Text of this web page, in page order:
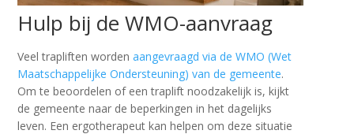
Hulp bij de WMO-aanvraag
Veel trapliften wordenaangevraagd via de WMO (Wet
Maatschappelijke Ondersteuning) van de gemeente.
Om te beoordelen of een traplift noodzakelijk is, kijkt
de gemeente naar de beperkingen in het dagelijks
leven. Een ergotherapeut kan helpen om deze situatie